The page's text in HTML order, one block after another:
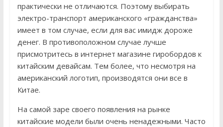
практически не отличаются. Поэтому выбирать
электро-транспорт американского «гражданства»
имеет в том случае, если для вас имидж дороже
денег. В противоположном случае лучше
присмотритесь в интернет магазине гиробордов к
китайским девайсам. Тем более, что несмотря на
американский логотип, производятся они все в
Китае.
На самой заре своего появления на рынке
китайские модели были очень ненадежными. Часто